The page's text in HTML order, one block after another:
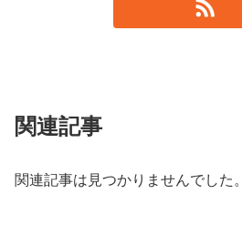
関連記事
関連記事は見つかりませんでした。